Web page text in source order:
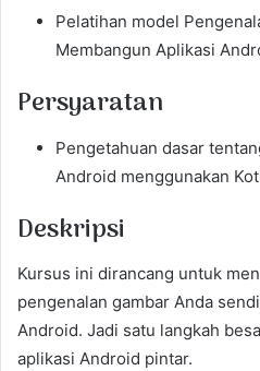
Pelatihan model
Membangun Aplikasi
Persyaratan
Pengetahuan dasar
Android menggunakan
Deskripsi
Kursus ini dirancang untuk
pengenalan gambar Anda
Android. Jadi satu langkah
aplikasi Android pintar.